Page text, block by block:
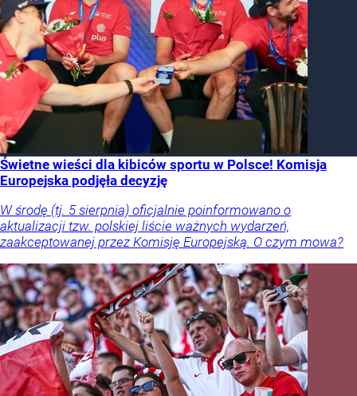
Świetne wieści dla kibiców sportu w Polsce! Komisja
Europejska podjęła decyzję
W środę (tj. 5 sierpnia) oficjalnie poinformowano o
aktualizacji tzw. polskiej liście ważnych wydarzeń,
zaakceptowanej przez Komisję Europejską. O czym mowa?